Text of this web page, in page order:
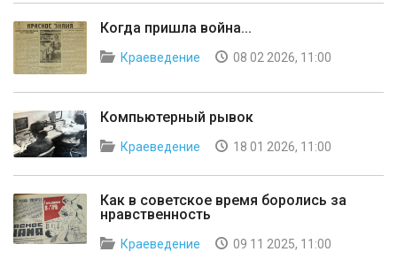
Когда пришла война...
Краеведение 08 02 2026, 11:00
Компьютерный рывок
Краеведение 18 01 2026, 11:00
Как в советское время боролись за
нравственность
Краеведение 09 11 2025, 11:00